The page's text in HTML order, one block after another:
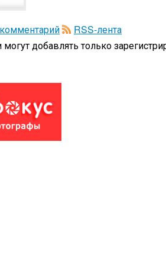
RSS-лента
добавлять только